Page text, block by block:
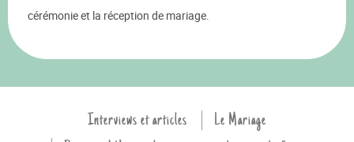
cérémonie et la réception de mariage.
Interviews et articles
Le Mariage